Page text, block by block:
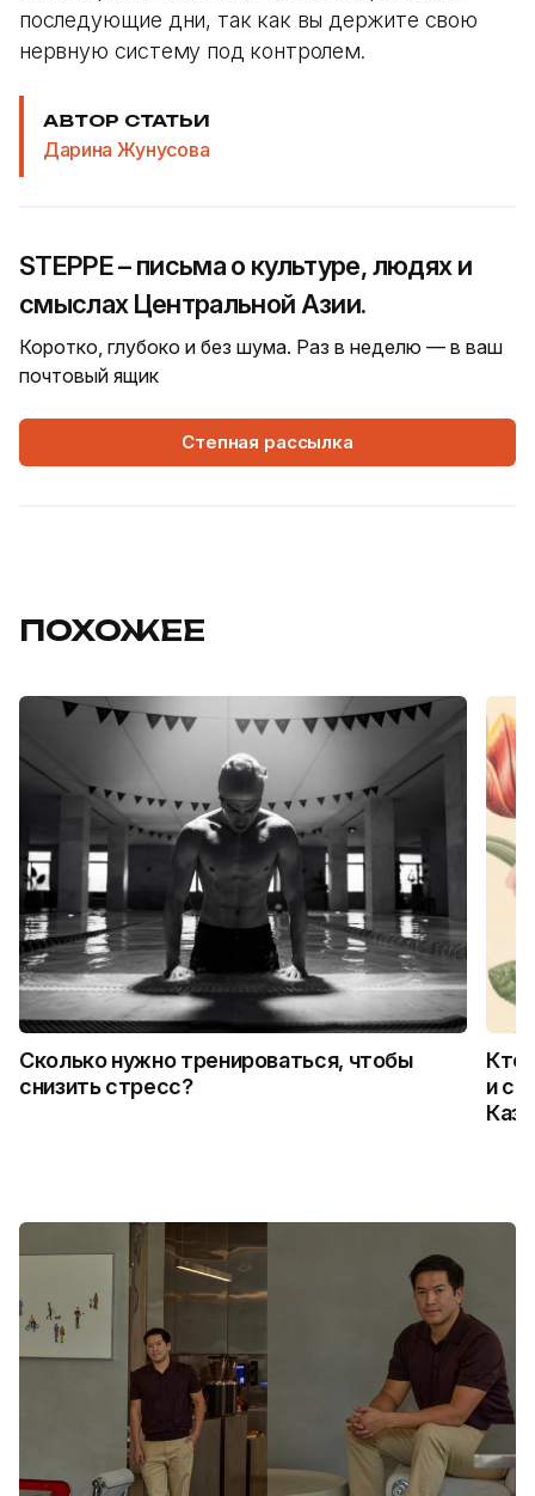
последующие дни, так как вы держите свою
нервную систему под контролем.
АВТОР СТАТЬИ
Дарина Жунусова
STEPPE – письма о культуре, людях и
смыслах Центральной Азии.
Коротко, глубоко и без шума. Раз в неделю — в ваш
почтовый ящик
Степная рассылка
ПОХОЖЕЕ
Сколько нужно тренироваться, чтобы
снизить стресс?
Кто
и